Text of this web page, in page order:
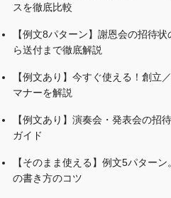
スを徹底比較
【例文8パターン】謝恩会の招待
ら送付まで徹底解説
【例文あり】今すぐ使える！創立
マナーを解説
【例文あり】演奏会・発表会の招
ガイド
【そのまま使える】例文5パター
の書き方のコツ